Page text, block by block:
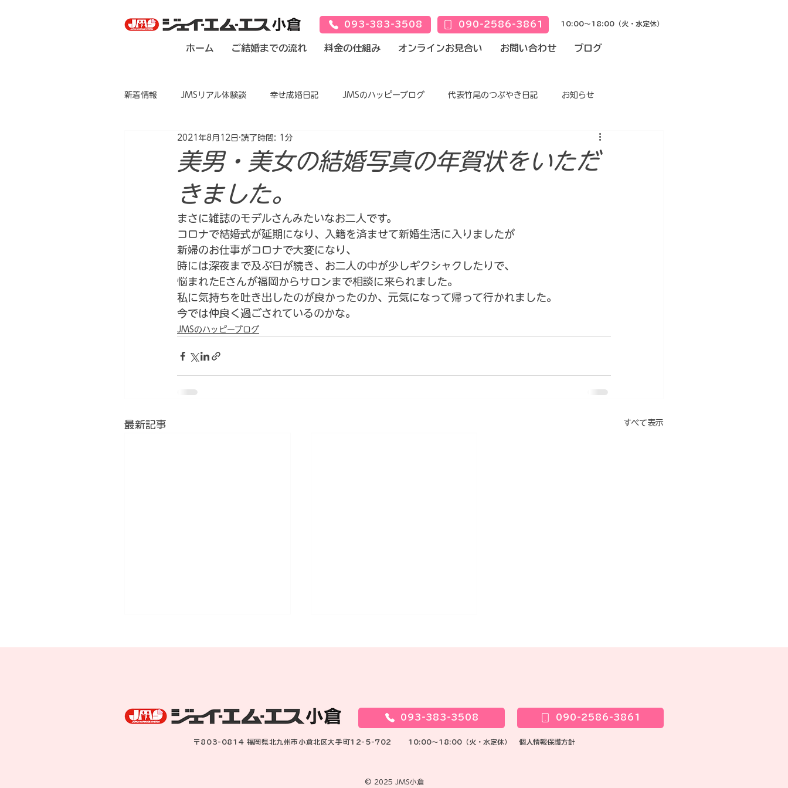
093-383-3508 090-2586-3861 10:00～18:00（火・水定休）
ホーム ご結婚までの流れ 料金の仕組み オンラインお見合い お問い合わせ ブログ
新着情報 JMSリアル体験談 幸せ成婚日記 JMSのハッピーブログ 代表竹尾のつぶやき日記 お知らせ
美男・美女の結婚写真の年賀状をいただ
きました。
2021年8月12日 読了時間: 1分
まさに雑誌のモデルさんみたいなお二人です。
コロナで結婚式が延期になり、入籍を済ませて新婚生活に入りましたが
新婦のお仕事がコロナで大変になり、
時には深夜まで及ぶ日が続き、お二人の中が少しギクシャクしたりで、
悩まれたEさんが福岡からサロンまで相談に来られました。
私に気持ちを吐き出したのが良かったのか、元気になって帰って行かれました。
今では仲良く過ごされているのかな。
JMSのハッピーブログ
最新記事 すべて表示
れました。 少し細くなったよう
に思えましたが、若妻の落ち着
M子さん 又又、昇格してしまい
ました。 派遣の女性からの嫌が
<a href="https://jms-
093-383-3508 090-2586-3861
〒803-0814 福岡県北九州市小倉北区大手町12-5-702 10:00～18:00（火・水定休） 個人情報保護方針
© 2025 JMS小倉